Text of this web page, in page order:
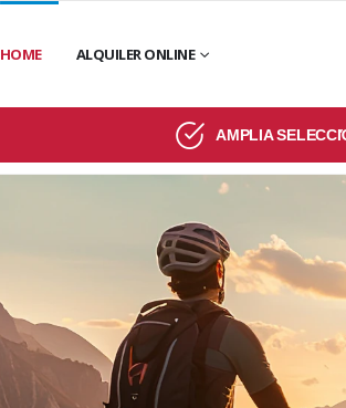
HOME ALQUILER ONLINE
AMPLIA